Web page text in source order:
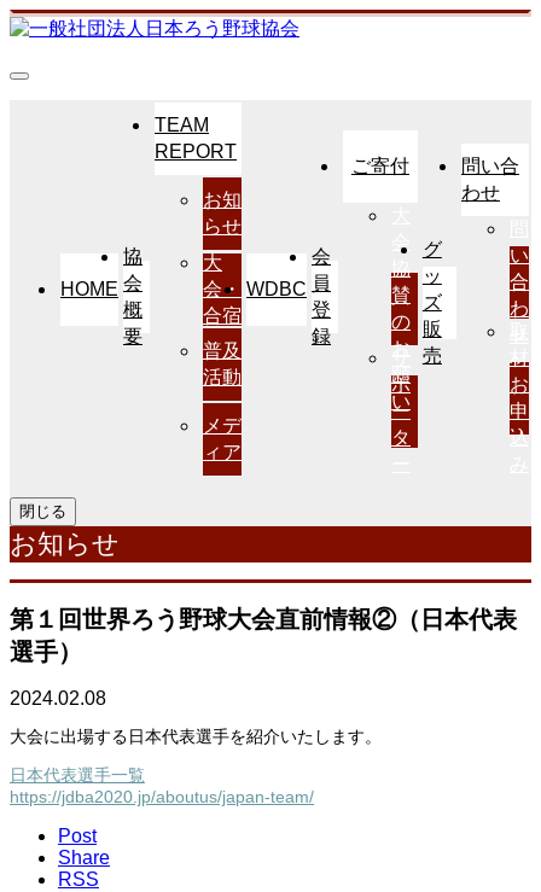
HOME
協
会
概
要
TEAM
REPORT
お知
らせ
大
会・
合宿
普及
活動
メデ
ィア
WDBC
会
員
登
録
ご寄付
協
賛
の
お
願
い
ポ
ー
タ
グ
ッ
ズ
販
売
問い合
わせ
い
合
わ
材
お
申
込
閉じる
お知らせ
第１回世界ろう野球大会直前情報②（日本代表
選手）
2024.02.08
大会に出場する日本代表選手を紹介いたします。
日本代表選手一覧
https://jdba2020.jp/aboutus/japan-team/
Post
Share
RSS